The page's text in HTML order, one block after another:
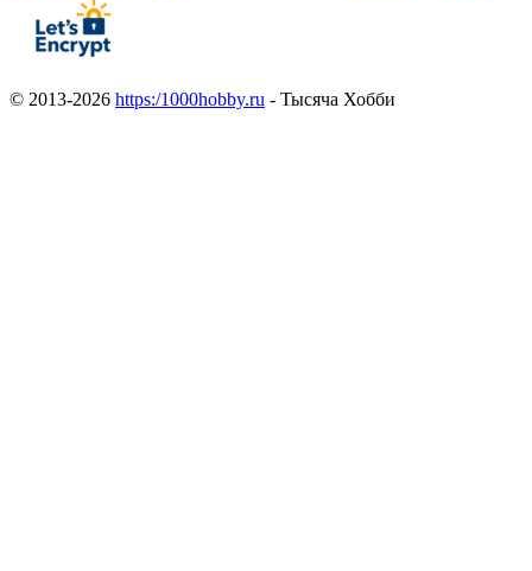
© 2013-2026 https:/1000hobby.ru - Тысяча Хобби